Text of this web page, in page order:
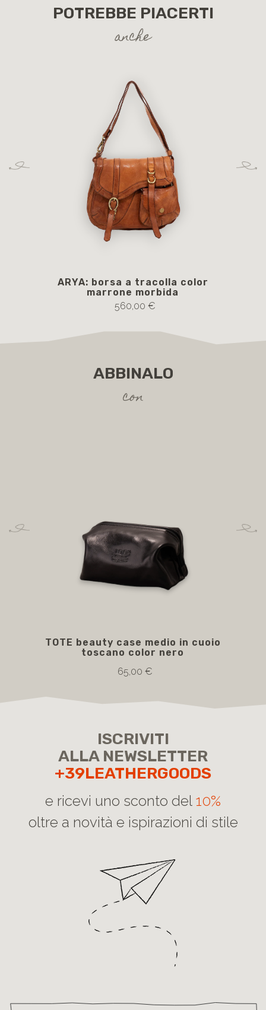
POTREBBE PIACERTI
anche
ARYA: borsa a tracolla color
marrone morbida
560,00 €
ABBINALO
con
TOTE beauty case medio in cuoio
toscano color nero
65,00 €
ISCRIVITI
ALLA NEWSLETTER
+39LEATHERGOODS
e ricevi uno sconto del 10%
oltre a novità e ispirazioni di stile